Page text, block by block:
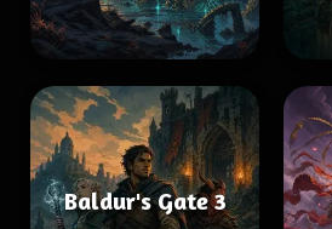
Baldur's Gate 3